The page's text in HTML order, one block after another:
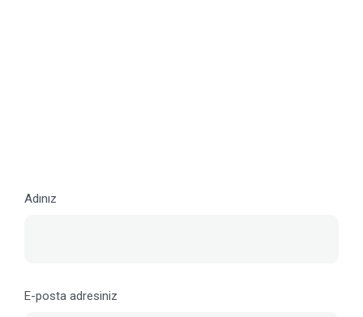
Adınız
E-posta adresiniz